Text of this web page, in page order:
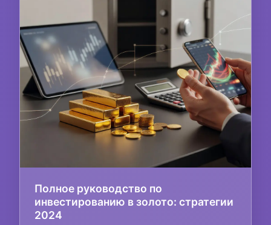
Полное руководство по
инвестированию в золото: стратегии
2024